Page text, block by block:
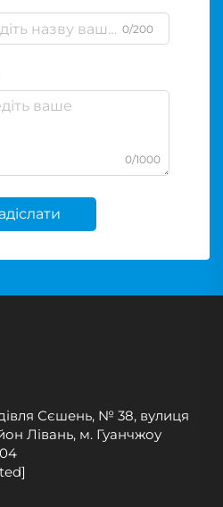
0/200
0/1000
Сєшень, № 38, вулиця
Лівань, м. Гуанчжоу